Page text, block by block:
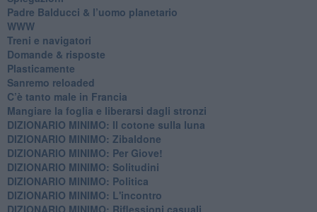
Padre Balducci & l’uomo planetario
WWW
​Treni e navigatori
​Domande & risposte
​Plasticamente
Sanremo reloaded
C’è tanto male in Francia
​Mangiare la foglia e liberarsi dagli stronzi
DIZIONARIO MINIMO: Il cotone sulla luna
DIZIONARIO MINIMO: Zibaldone
DIZIONARIO MINIMO: Per Giove!
DIZIONARIO MINIMO: Solitudini
DIZIONARIO MINIMO: Politica
DIZIONARIO MINIMO: L'incontro
DIZIONARIO MINIMO: Riflessioni casuali